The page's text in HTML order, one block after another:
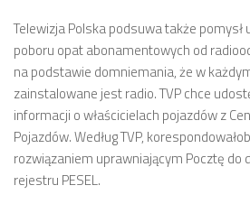
Telewizja Polska podsuwa także
poboru opat abonamentowych od
na podstawie domniemania, że w
zainstalowane jest radio. TVP chce
informacji o właścicielach pojazdów z
Pojazdów. Według TVP,
rozwiązaniem uprawniającym Pocztę do
rejestru PESEL.